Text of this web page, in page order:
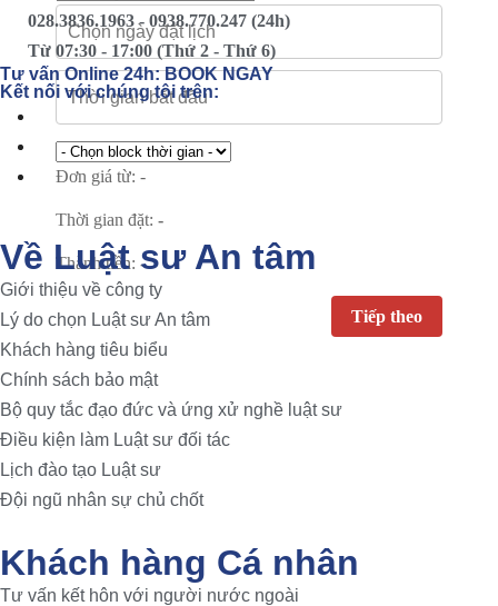
Đơn giá từ: -
Thời gian đặt: -
Thành tiền: -
028.3836.1963 - 0938.770.247 (24h)
Từ 07:30 - 17:00 (Thứ 2 - Thứ 6)
Tư vấn Online 24h:BOOK NGAY
Kết nối với chúng tôi trên:
Về Luật sư An tâm
Giới thiệu về công ty
Lý do chọn Luật sư An tâm
Khách hàng tiêu biểu
Chính sách bảo mật
Bộ quy tắc đạo đức và ứng xử nghề luật sư
Điều kiện làm Luật sư đối tác
Lịch đào tạo Luật sư
Đội ngũ nhân sự chủ chốt
Khách hàng Cá nhân
Tư vấn kết hôn với người nước ngoài